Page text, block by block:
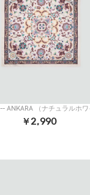
ANKARA （ナチュラルホワ
￥2,990